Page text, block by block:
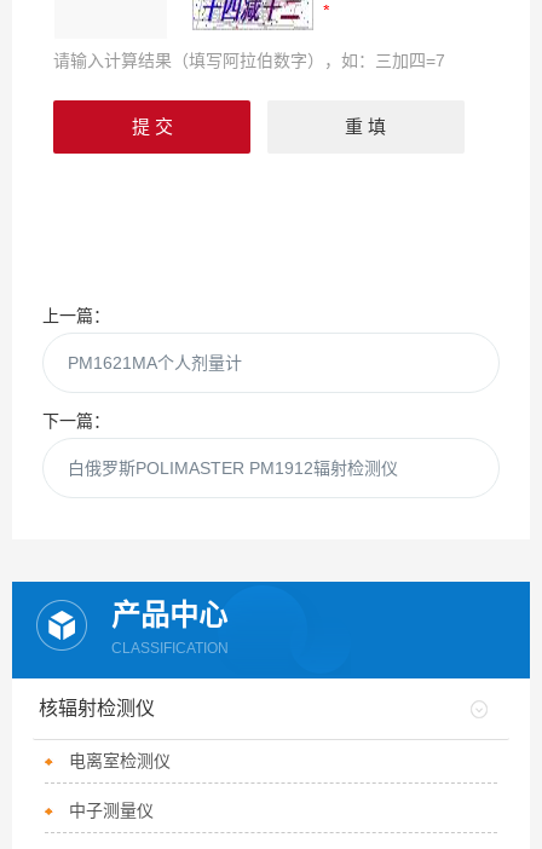
请输入计算结果（填写阿拉伯数字），如：三加四=7
上一篇：
PM1621MA个人剂量计
下一篇：
白俄罗斯POLIMASTER PM1912辐射检测仪
产品中心
CLASSIFICATION
核辐射检测仪
电离室检测仪
中子测量仪